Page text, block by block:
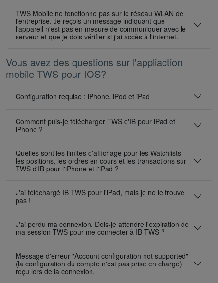
TWS Mobile ne fonctionne pas sur le réseau WLAN de
l'entreprise. Je reçois un message indiquant que
l'appareil n'est pas en mesure de communiquer avec le
serveur et que je dois vérifier si j'ai accès à l'internet.
Vous avez des questions sur l'appliaction
mobile TWS pour IOS?
Configuration requise : iPhone, iPod et iPad
Comment puis-je télécharger TWS d'IB pour iPad et
iPhone ?
Quelles sont les limites d'affichage pour les Watchlists,
les positions, les ordres en cours et les transactions sur
TWS d'IB pour l'iPhone et l'iPad ?
J'ai téléchargé IB TWS pour l'iPad, mais je ne le trouve
pas !
J'ai perdu ma connexion. Dois-je attendre l'expiration de
ma session TWS pour me connecter à IB TWS ?
Message d'erreur "Account configuration not supported"
(la configuration du compte n'est pas prise en charge)
reçu lors de la connexion.